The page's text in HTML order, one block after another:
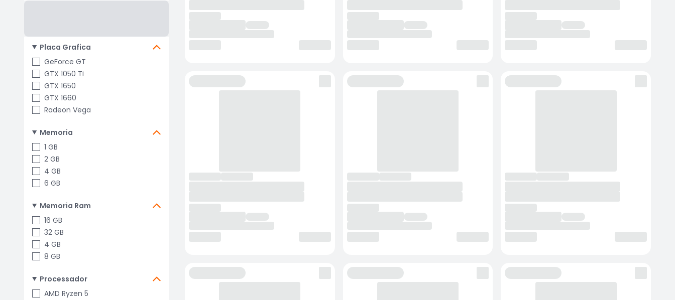
Placa Grafica
GeForce GT
GTX 1050 Ti
GTX 1650
GTX 1660
Radeon Vega
Memoria
1 GB
2 GB
4 GB
6 GB
Memoria Ram
16 GB
32 GB
4 GB
8 GB
Processador
AMD Ryzen 5